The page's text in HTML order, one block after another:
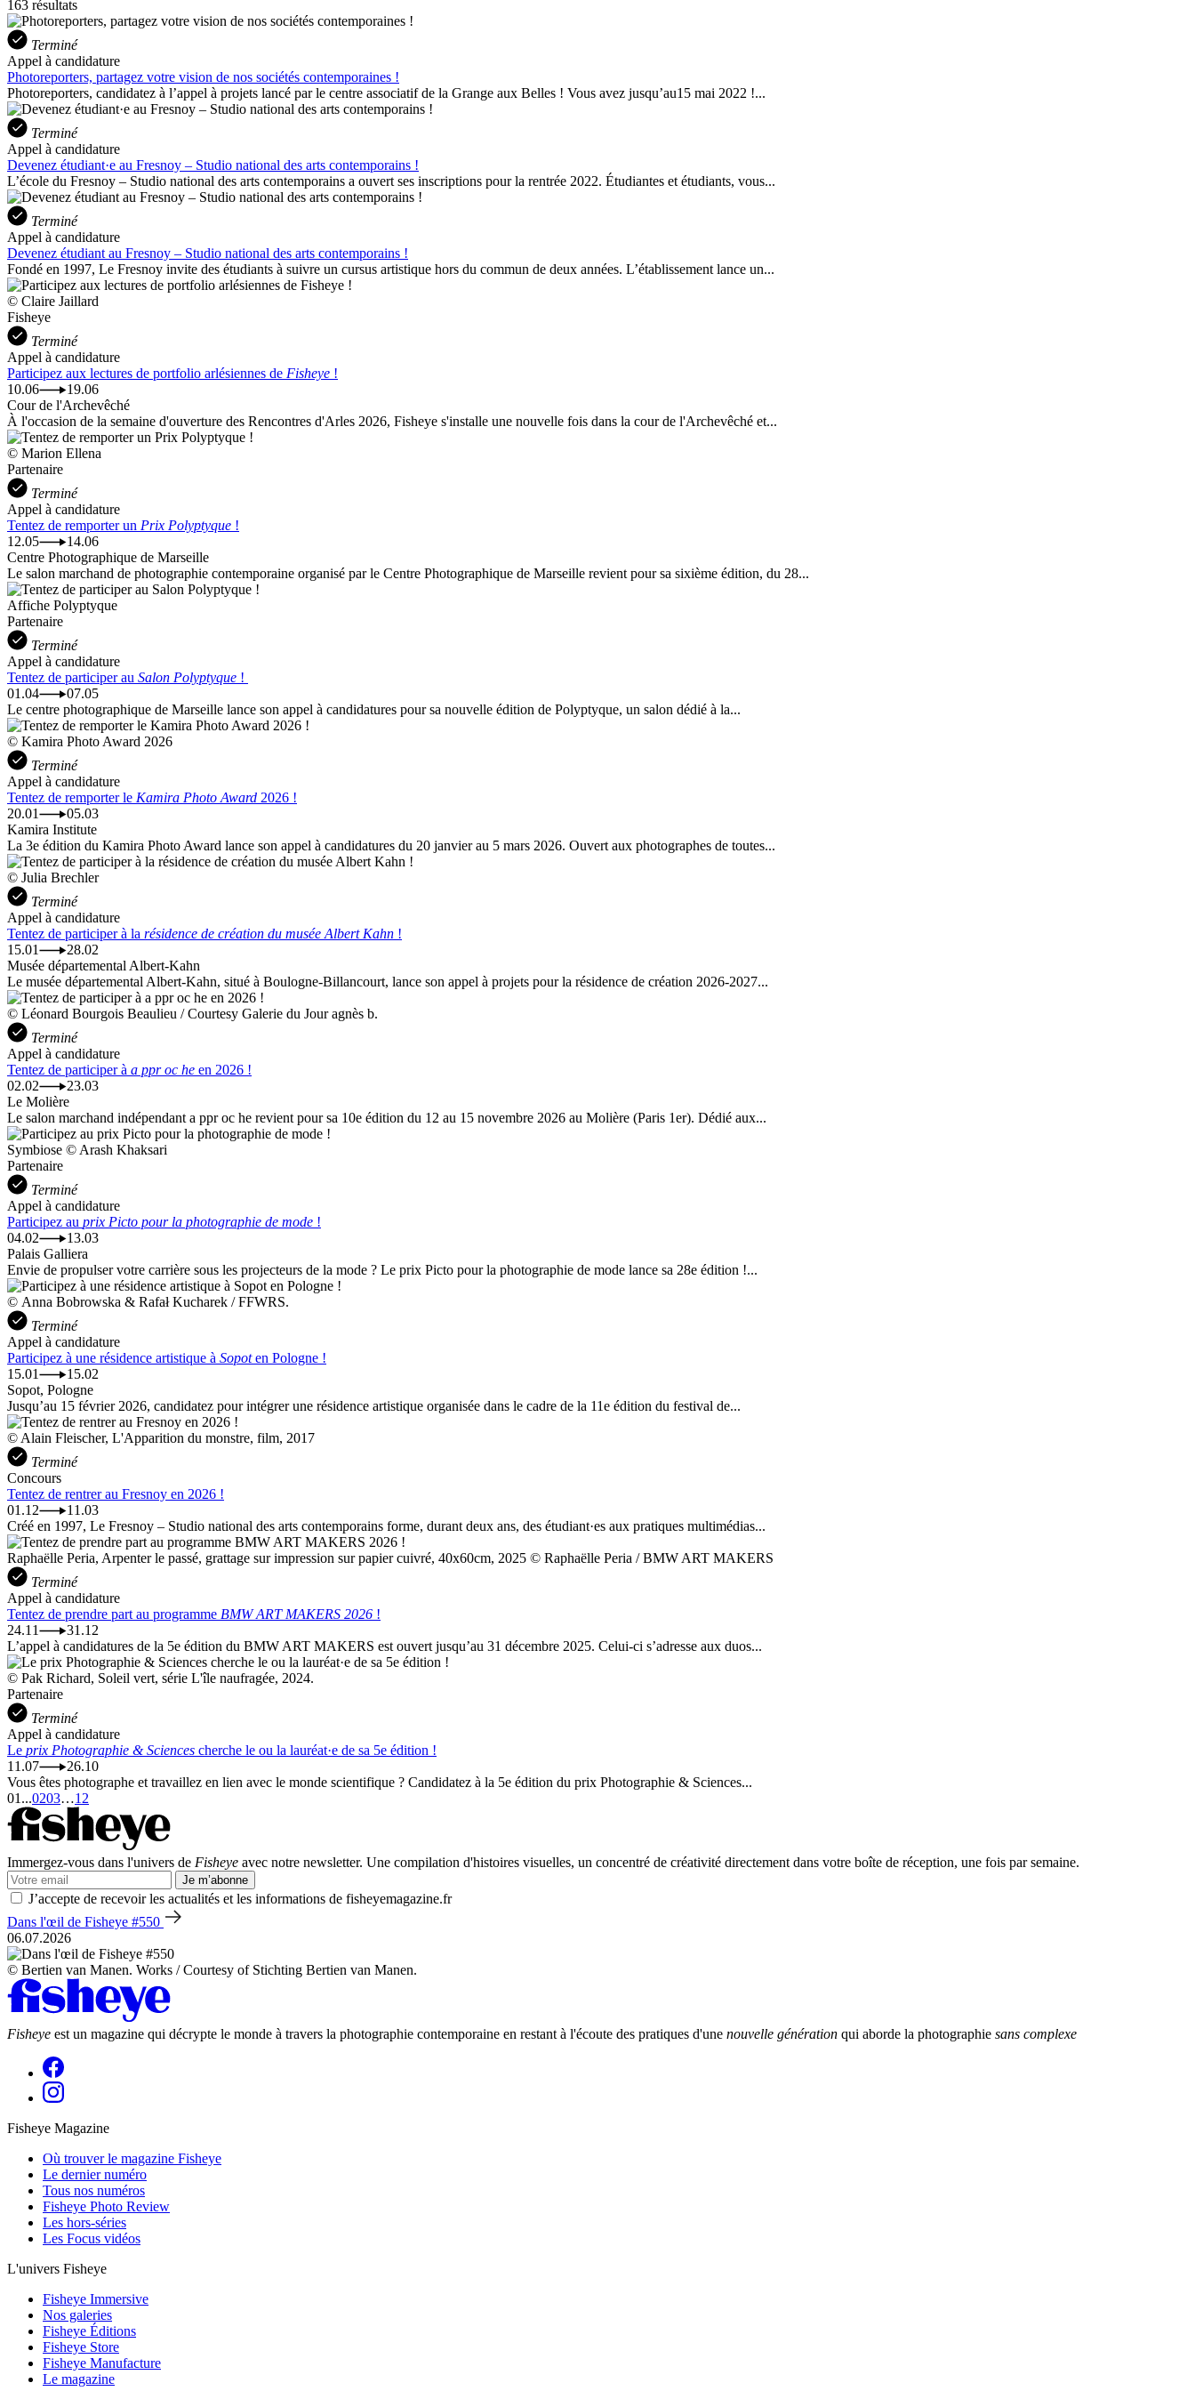
163 résultats
Terminé
Appel à candidature
Photoreporters, partagez votre vision de nos sociétés contemporaines !
Photoreporters, candidatez à l’appel à projets lancé par le centre associatif de la Grange aux Belles ! Vous avez jusqu’au15 mai 2022 !...
Terminé
Appel à candidature
Devenez étudiant·e au Fresnoy – Studio national des arts contemporains !
L’école du Fresnoy – Studio national des arts contemporains a ouvert ses inscriptions pour la rentrée 2022. Étudiantes et étudiants, vous...
Terminé
Appel à candidature
Devenez étudiant au Fresnoy – Studio national des arts contemporains !
Fondé en 1997, Le Fresnoy invite des étudiants à suivre un cursus artistique hors du commun de deux années. L’établissement lance un...
© Claire Jaillard
Fisheye
Terminé
Appel à candidature
Participez aux lectures de portfolio arlésiennes de Fisheye !
10.06
19.06
Cour de l'Archevêché
À l'occasion de la semaine d'ouverture des Rencontres d'Arles 2026, Fisheye s'installe une nouvelle fois dans la cour de l'Archevêché et...
© Marion Ellena
Partenaire
Terminé
Appel à candidature
Tentez de remporter un Prix Polyptyque !
12.05
14.06
Centre Photographique de Marseille
Le salon marchand de photographie contemporaine organisé par le Centre Photographique de Marseille revient pour sa sixième édition, du 28...
Affiche Polyptyque
Partenaire
Terminé
Appel à candidature
Tentez de participer au Salon Polyptyque !
01.04
07.05
Le centre photographique de Marseille lance son appel à candidatures pour sa nouvelle édition de Polyptyque, un salon dédié à la...
© Kamira Photo Award 2026
Terminé
Appel à candidature
Tentez de remporter le Kamira Photo Award 2026 !
20.01
05.03
Kamira Institute
La 3e édition du Kamira Photo Award lance son appel à candidatures du 20 janvier au 5 mars 2026. Ouvert aux photographes de toutes...
© Julia Brechler
Terminé
Appel à candidature
Tentez de participer à la résidence de création du musée Albert Kahn !
15.01
28.02
Musée départemental Albert-Kahn
Le musée départemental Albert-Kahn, situé à Boulogne-Billancourt, lance son appel à projets pour la résidence de création 2026-2027...
© Léonard Bourgois Beaulieu / Courtesy Galerie du Jour agnès b.
Terminé
Appel à candidature
Tentez de participer à a ppr oc he en 2026 !
02.02
23.03
Le Molière
Le salon marchand indépendant a ppr oc he revient pour sa 10e édition du 12 au 15 novembre 2026 au Molière (Paris 1er). Dédié aux...
Symbiose © Arash Khaksari
Partenaire
Terminé
Appel à candidature
Participez au prix Picto pour la photographie de mode !
04.02
13.03
Palais Galliera
Envie de propulser votre carrière sous les projecteurs de la mode ? Le prix Picto pour la photographie de mode lance sa 28e édition !...
© Anna Bobrowska & Rafał Kucharek / FFWRS.
Terminé
Appel à candidature
Participez à une résidence artistique à Sopoten Pologne !
15.01
15.02
Sopot, Pologne
Jusqu’au 15 février 2026, candidatez pour intégrer une résidence artistique organisée dans le cadre de la 11e édition du festival de...
© Alain Fleischer, L'Apparition du monstre, film, 2017
Terminé
Concours
Tentez de rentrer au Fresnoy en 2026 !
01.12
11.03
Créé en 1997, Le Fresnoy – Studio national des arts contemporains forme, durant deux ans, des étudiant·es aux pratiques multimédias...
Raphaëlle Peria, Arpenter le passé, grattage sur impression sur papier cuivré, 40x60cm, 2025 © Raphaëlle Peria / BMW ART MAKERS
Terminé
Appel à candidature
Tentez de prendre part au programme BMW ART MAKERS 2026 !
24.11
31.12
L’appel à candidatures de la 5e édition du BMW ART MAKERS est ouvert jusqu’au 31 décembre 2025. Celui-ci s’adresse aux duos...
© Pak Richard, Soleil vert, série L'île naufragée, 2024.
Partenaire
Terminé
Appel à candidature
Le prix Photographie & Sciences cherche le ou la lauréat·e de sa 5e édition !
11.07
26.10
Vous êtes photographe et travaillez en lien avec le monde scientifique ? Candidatez à la 5e édition du prix Photographie & Sciences...
01 ...0203…12
Immergez-vous dans l'univers de Fisheye avec notre newsletter. Une compilation d'histoires visuelles, un concentré de créativité directement dans votre boîte de réception, une fois par semaine.
Je m’abonne
J’accepte de recevoir les actualités et les informations de fisheyemagazine.fr
Dans l'œil de Fisheye #550
06.07.2026
© Bertien van Manen. Works / Courtesy of Stichting Bertien van Manen.
Fisheye est un magazine qui décrypte le monde à travers la photographie contemporaine en restant à l'écoute des pratiques d'une nouvelle génération qui aborde la photographie sans complexe
Fisheye Magazine
Où trouver le magazine Fisheye
Le dernier numéro
Tous nos numéros
Fisheye Photo Review
Les hors-séries
Les Focus vidéos
L'univers Fisheye
Fisheye Immersive
Nos galeries
Fisheye Éditions
Fisheye Store
Fisheye Manufacture
Le magazine